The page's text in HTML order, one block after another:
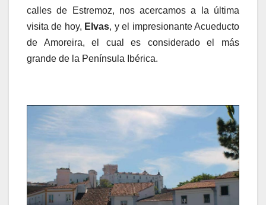
calles de Estremoz, nos acercamos a la última
visita de hoy, Elvas, y el impresionante Acueducto
de Amoreira, el cual es considerado el más
grande de la Península Ibérica.